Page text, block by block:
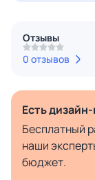
Отзывы
0 отзывов
Есть
Бесплатный
наши
бюджет.